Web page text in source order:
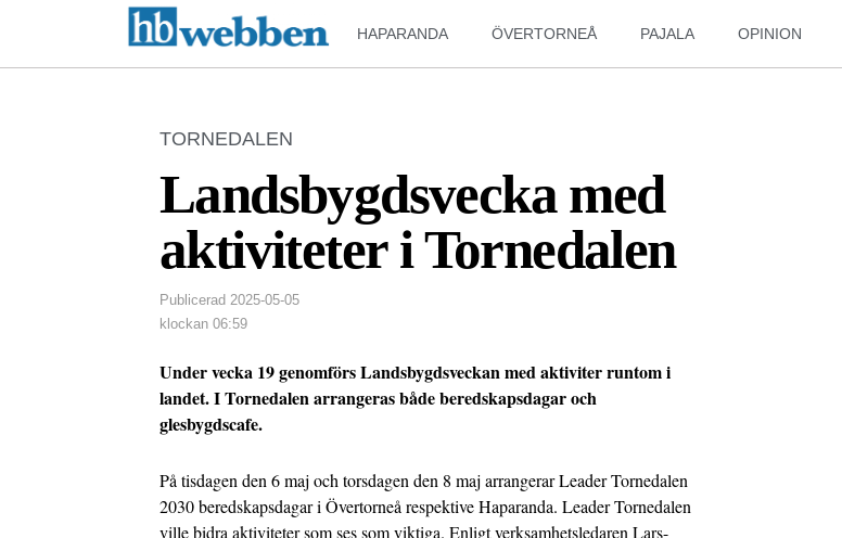
HAPARANDA ÖVERTORNEÅ PAJALA OPINION
TORNEDALEN
Landsbygdsvecka med
aktiviteter i Tornedalen
Publicerad 2025-05-05
klockan 06:59
Under vecka 19 genomförs Landsbygdsveckan med aktiviter runtom i
landet. I Tornedalen arrangeras både beredskapsdagar och
glesbygdscafe.
På tisdagen den 6 maj och torsdagen den 8 maj arrangerar Leader Tornedalen
2030 beredskapsdagar i Övertorneå respektive Haparanda. Leader Tornedalen
ville bidra aktiviteter som ses som viktiga. Enligt verksamhetsledaren Lars-